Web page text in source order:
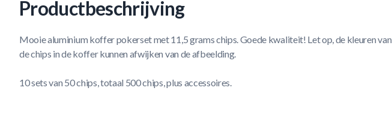
Productbeschrijving
Mooie aluminium koffer pokerset met 11,5 grams chips. Goede kwaliteit! Let op, de kleuren van
de chips in de koffer kunnen afwijken van de afbeelding.
10 sets van 50 chips, totaal 500 chips, plus accessoires.